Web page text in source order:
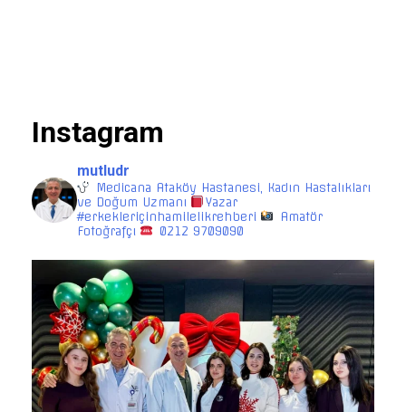
Instagram
mutludr
Medicana Ataköy Hastanesi, Kadın Hastalıkları
ve Doğum Uzmanı
Yazar
#erkekleriçinhamilelikrehberi
Amatör
Fotoğrafçı
0212 9709090